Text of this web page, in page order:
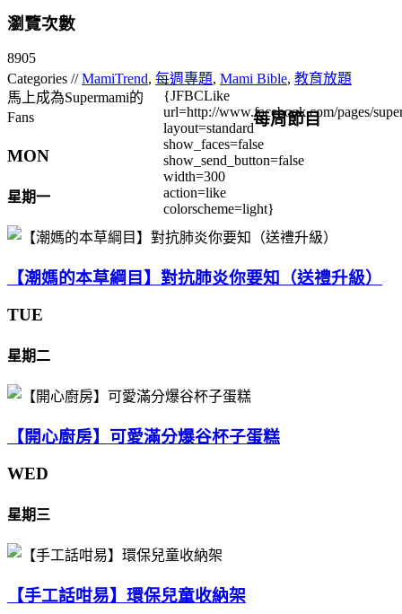
瀏覽次數
8905
Categories //MamiTrend, 每週專題, Mami Bible, 教育放題
馬上成為Supermami的
Fans
{JFBCLike
url=http://www.facebook.com/pages/
layout=standard
show_faces=false
show_send_button=false
width=300
action=like
colorscheme=light}
每周節目
MON
星期一
【潮媽的本草綱目】對抗肺炎你要知（送禮升級）
TUE
星期二
【開心廚房】可愛滿分爆谷杯子蛋糕
WED
星期三
【手工話咁易】環保兒童收納架